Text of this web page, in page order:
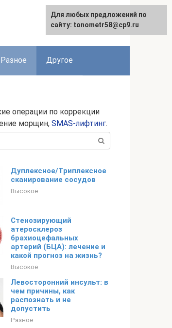
Разное Другое
операции по коррекции
морщин, SMAS-лифтинг.
Дуплексное/Триплексное
сканирование сосудов
Высокое
Стенозирующий
атеросклероз
брахиоцефальных
артерий (БЦА): лечение и
какой прогноз на жизнь?
Высокое
Левосторонний инсульт: в
чем причины, как
распознать и не
допустить
Разное
Для любых предложений по
сайту: tonometr58@cp9.ru
Для любых предложений по
сайту: tonometr58@cp9.ru